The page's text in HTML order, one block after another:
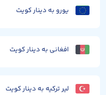
یورو به دینار کویت
افغانی به دینار کویت
لیر ترکیه به دینار کویت